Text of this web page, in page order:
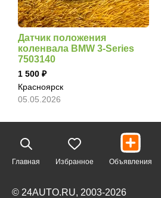
Датчик положения
коленвала BMW 3-Series
7503140
1 500
Красноярск
05.05.2026
Главная Избранное Объявления
© 24AUTO.RU, 2003-2026